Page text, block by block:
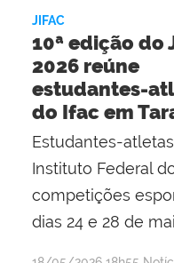
Silva
e
Silva
JIFAC
10ª edição do
2026 reúne
estudantes-
do Ifac em
Estudantes-
Instituto Federal
competições
dias 24 e 28 de